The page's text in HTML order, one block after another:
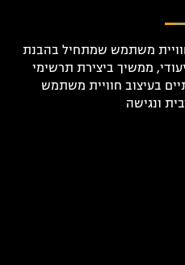
משתמש שמתחיל בהבנת
ממשיך ביצירת תרשימי
בעיצוב חוויית משתמש
ונגישה